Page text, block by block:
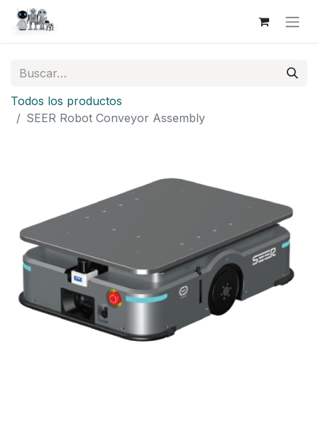
Todos los productos
SEER Robot Conveyor Assembly